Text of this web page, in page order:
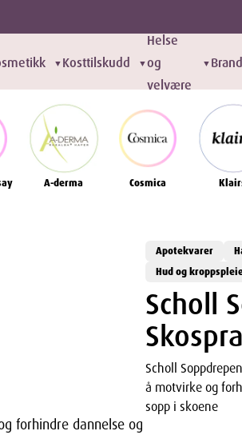
▼ Kosttilskudd ▼
Helse
og
velvære
▼
A-derma Cosmica
forhindre dannelse og
Apotekvarer
Hud og
Scholl
Scholl
å motvirke og
sopp i skoene